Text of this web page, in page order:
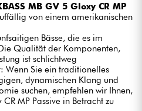
MB GV 5 Gloxy CR MP
von einem amerikanischen
Bässe, die es im
Qualität der Komponenten,
ist schlichtweg
Wenn Sie ein traditionelles
dynamischen Klang und
suchen, empfehlen wir Ihnen,
MP Passive in Betracht zu